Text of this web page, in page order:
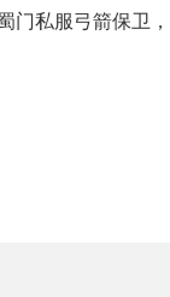
门私服弓箭保卫